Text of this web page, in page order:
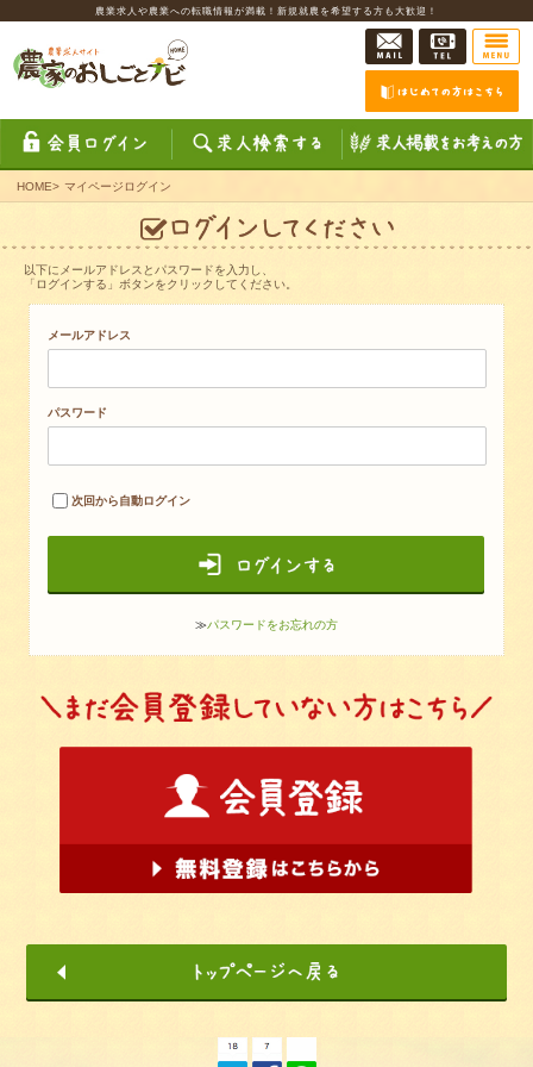
農業求人や農業への転職情報が満載！新規就農を希望する方も大歓迎！
HOME> マイページログイン
以下にメールアドレスとパスワードを入力し、
「ログインする」ボタンをクリックしてください。
メールアドレス
パスワード
次回から自動ログイン
≫パスワードをお忘れの方